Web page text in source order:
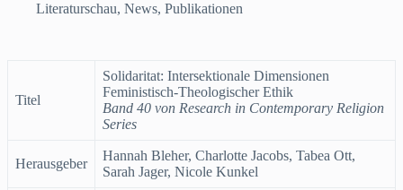
Literaturschau, News, Publikationen
Titel
Solidaritat: Intersektionale Dimensionen
Feministisch-Theologischer Ethik
Band 40 von Research in Contemporary Religion
Series
Herausgeber
Hannah Bleher, Charlotte Jacobs, Tabea Ott,
Sarah Jager, Nicole Kunkel